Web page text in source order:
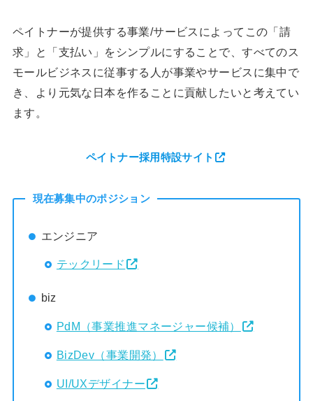
ペイトナーが提供する事業/サービスによってこの「請
求」と「支払い」をシンプルにすることで、すべてのス
モールビジネスに従事する人が事業やサービスに集中で
き、より元気な日本を作ることに貢献したいと考えてい
ます。
ペイトナー採用特設サイト
現在募集中のポジション
エンジニア
テックリード
biz
PdM（事業推進マネージャー候補）
BizDev（事業開発）
UI/UXデザイナー